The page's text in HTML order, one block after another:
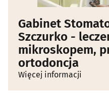
Gabinet
Szczurko -
mikroskopem,
ortodoncja
Więcej informacji